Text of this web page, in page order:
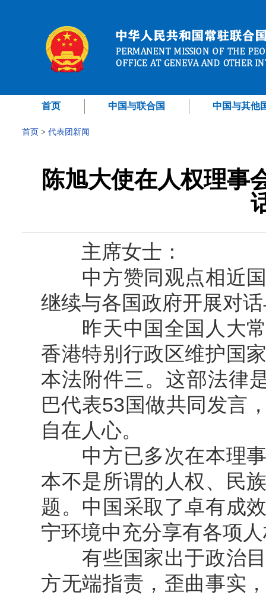
首页 中国与联合国 中国与其他
首页 > 代表团新闻
陈旭大使在人权理事
主席女士：
中方赞同观点相近国
继续与各国政府开展对
昨天中国全国人大常
香港特别行政区维护国
本法附件三。这部法律
巴代表53国做共同发言
自在人心。
中方已多次在本理事
本不是所谓的人权、民
题。中国采取了卓有成
宁环境中充分享有各项
有些国家出于政治目
方无端指责，歪曲事实